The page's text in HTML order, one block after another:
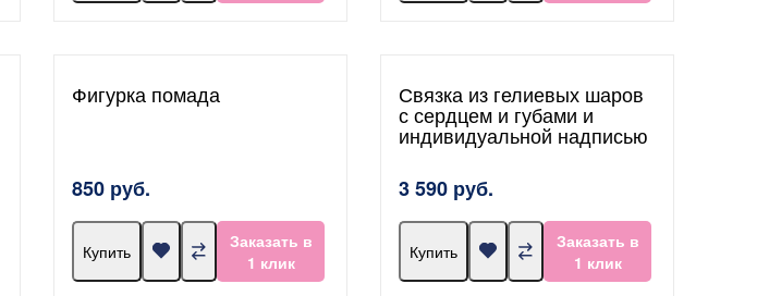
Фигурка помада
850 руб.
Купить
Заказать в
1 клик
Связка из гелиевых шаров
с сердцем и губами и
индивидуальной надписью
3 590 руб.
Купить
Заказать в
1 клик